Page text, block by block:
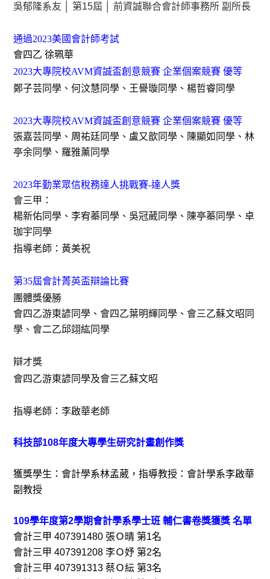
吳郁隆系友 │ 第15屆 │ 前資誠聯合會計師事務所 副所長
通過2023美國會計師考試
會四乙 徐珮華
2023大專院校AVM資誠盃創意競賽 企業個案競賽 優等
鄭子芸同學、何汶慧同學、王譽璇同學、楊哲睿同學
2023大專院校AVM資誠盃創意競賽 企業個案競賽 優等
張嘉芸同學、周祐廷同學、盧又歆同學、陳顯如同學、林
亭余同學、羅雅薰同學
2023年勤業眾信稅務達人挑戰賽-達人獎
會三甲：
楊新佑同學、李宥蓁同學、吳冠葳同學、陳亭蓁同學、卓
珈宇同學
指導老師：黃美祝
第35屆會計菁英盃辯論比賽
團體獎優勝
會四乙游東諺同學、會四乙葉明輝同學、會三乙蘇文昭同
學、會二乙邱翊紘同學
辯才獎
會四乙游東諺同學及會三乙蘇文昭
指導老師：李啟華老師
科技部108年度大專學生研究計畫創作獎
獲獎學生：會計學系林孟葳，指導教授：會計學系李啟華
副教授
109學年度第2學期會計學系學士班 輔仁書卷獎獲獎 名單
會計三甲 407391480 張Ｏ晴 第1名
會計三甲 407391208 李Ｏ妤 第2名
會計三甲 407391313 蔡Ｏ紜 第3名